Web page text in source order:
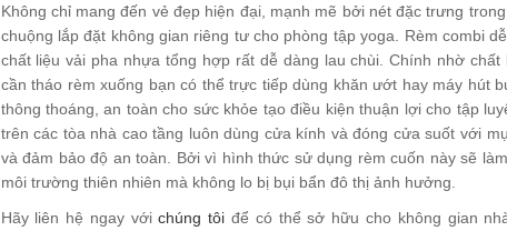
Không chỉ mang đến vẻ đẹp hiện đại, mạnh mẽ bởi nét đặc trưng
chuộng lắp đặt không gian riêng tư cho phòng tập yoga. Rèm combi
chất liệu vải pha nhựa tổng hợp rất dễ dàng lau chùi. Chính nhờ
cần tháo rèm xuống bạn có thể trực tiếp dùng khăn ướt hay máy hút
thông thoáng, an toàn cho sức khỏe tạo điều kiện thuận lợi cho tập
trên các tòa nhà cao tầng luôn dùng cửa kính và đóng cửa suốt với
và đảm bảo độ an toàn. Bởi vì hình thức sử dụng rèm cuốn này sẽ
môi trường thiên nhiên mà không lo bị bụi bẩn đô thị ảnh hưởng.
Hãy liên hệ ngay vớichúng tôi để có thể sở hữu cho không gian